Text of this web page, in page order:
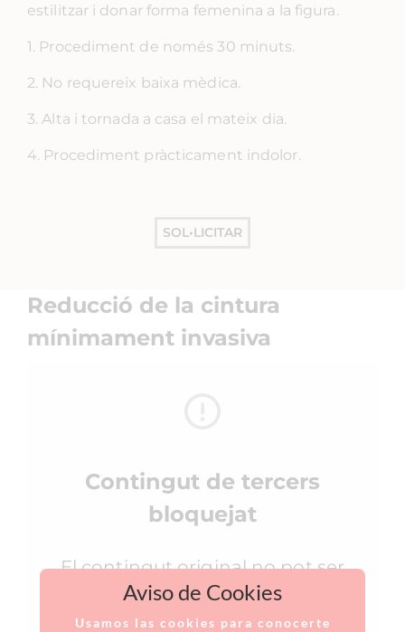
estilitzar i donar forma femenina a la figura.
1. Procediment de només 30 minuts.
2. No requereix baixa mèdica.
3. Alta i tornada a casa el mateix dia.
4. Procediment pràcticament indolor.
SOL•LICITAR
Reducció de la cintura
mínimament invasiva
Contingut de tercers
bloquejat
El contingut original no pot ser
mostrat pel fet que va triar no
acceptar cookies de tercers
Aviso de Cookies
Usamos las cookies para conocerte